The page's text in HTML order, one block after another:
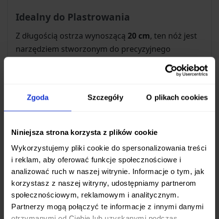
Zgoda Szczegóły O plikach cookies
Niniejsza strona korzysta z plików cookie
Wykorzystujemy pliki cookie do spersonalizowania treści
i reklam, aby oferować funkcje społecznościowe i
analizować ruch w naszej witrynie. Informacje o tym, jak
korzystasz z naszej witryny, udostępniamy partnerom
społecznościowym, reklamowym i analitycznym.
Partnerzy mogą połączyć te informacje z innymi danymi
Idealny do Plastrowania
Z długością ostrza wynoszącą 20 cm, ten nóż jest
narzędziem stworzonym do precyzyjnego
plastrowania. Jego długa i smukła konstrukcja
Cienkich plastrów
Równych porcjiwędlin i szynki
Dużychwarzyw i owoców
Wyważona budowa noża zapewnia pełną kontrolę
nad każdym ruchem, umożliwiając uzyskanie
idealnie cienkich i równych plastrów bez wysiłku.